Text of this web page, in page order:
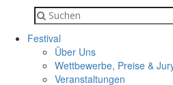
Festival
Über Uns
Wettbewerbe, Preise &
Veranstaltungen